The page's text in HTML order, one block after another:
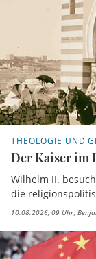
THEOLOGIE UND
Der Kaiser im
Wilhelm II.
die
10.08.2026, 09 Uhr